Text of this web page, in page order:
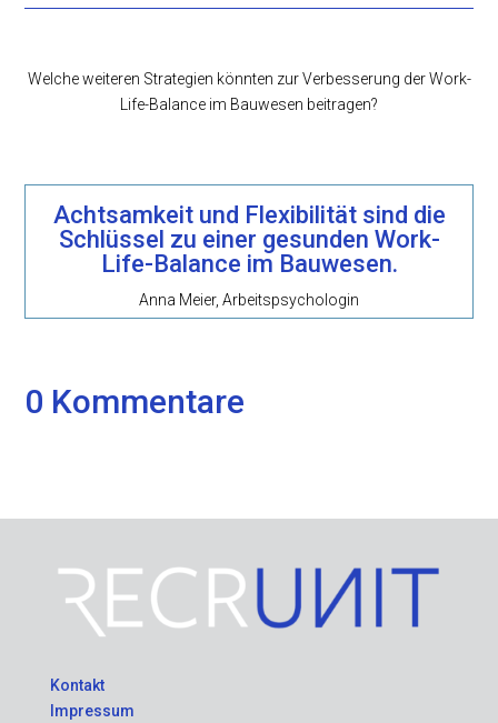
Welche weiteren Strategien könnten zur Verbesserung der Work-
Life-Balance im Bauwesen beitragen?
Achtsamkeit und Flexibilität sind die
Schlüssel zu einer gesunden Work-
Life-Balance im Bauwesen.
Anna Meier, Arbeitspsychologin
0 Kommentare
Kontakt
Impressum